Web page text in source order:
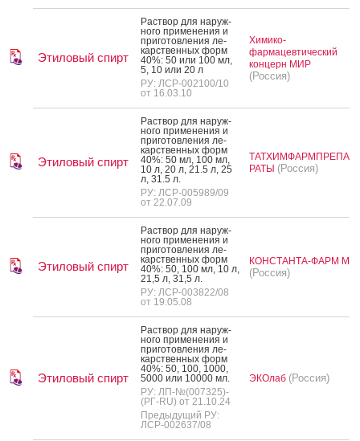
Этиловый спирт
Рас­твор для на­руж­
но­го при­мене­ния и
при­готов­ле­ния ле­
карс­твен­ных форм
40%: 50 или 100 мл,
5, 10 или 20 л
РУ: ЛСР-002100/10
от 16.03.10
Химико-
фармацевтический
концерн МИР
(Россия)
Этиловый спирт
Рас­твор для на­руж­
но­го при­мене­ния и
при­готов­ле­ния ле­
карс­твен­ных форм
40%: 50 мл, 100 мл,
10 л, 20 л, 21.5 л, 25
л, 31.5 л.
РУ: ЛСР-005989/09
от 22.07.09
ТАТХИМФАРМПРЕПА
РАТЫ (Россия)
Этиловый спирт
Рас­твор для на­руж­
но­го при­мене­ния и
при­готов­ле­ния ле­
карс­твен­ных форм
40%: 50, 100 мл, 10 л,
21,5 л, 31,5 л.
РУ: ЛСР-003822/08
от 19.05.08
КОНСТАНТА-ФАРМ М
(Россия)
Этиловый спирт
Рас­твор для на­руж­
но­го при­мене­ния и
при­готов­ле­ния ле­
карс­твен­ных форм
40%: 50, 100, 1000,
5000 или 10000 мл.
РУ: ЛП-№(007325)-
(РГ-RU) от 21.10.24
Предыдущий РУ:
ЛСР-002637/08
ЭКОлаб (Россия)